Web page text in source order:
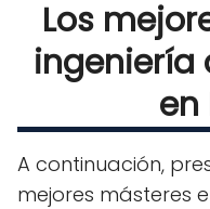
Los
ingeniería
en
A continuación,
mejores másteres